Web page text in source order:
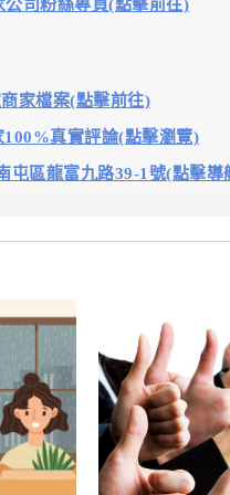
公司粉絲專頁(點擊前往)
家檔案(點擊前往)
100%真實評論(點擊瀏覽)
屯區龍富九路39-1號(點擊導